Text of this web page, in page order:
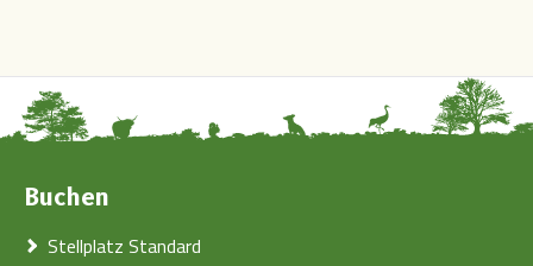
Buchen
Stellplatz Standard